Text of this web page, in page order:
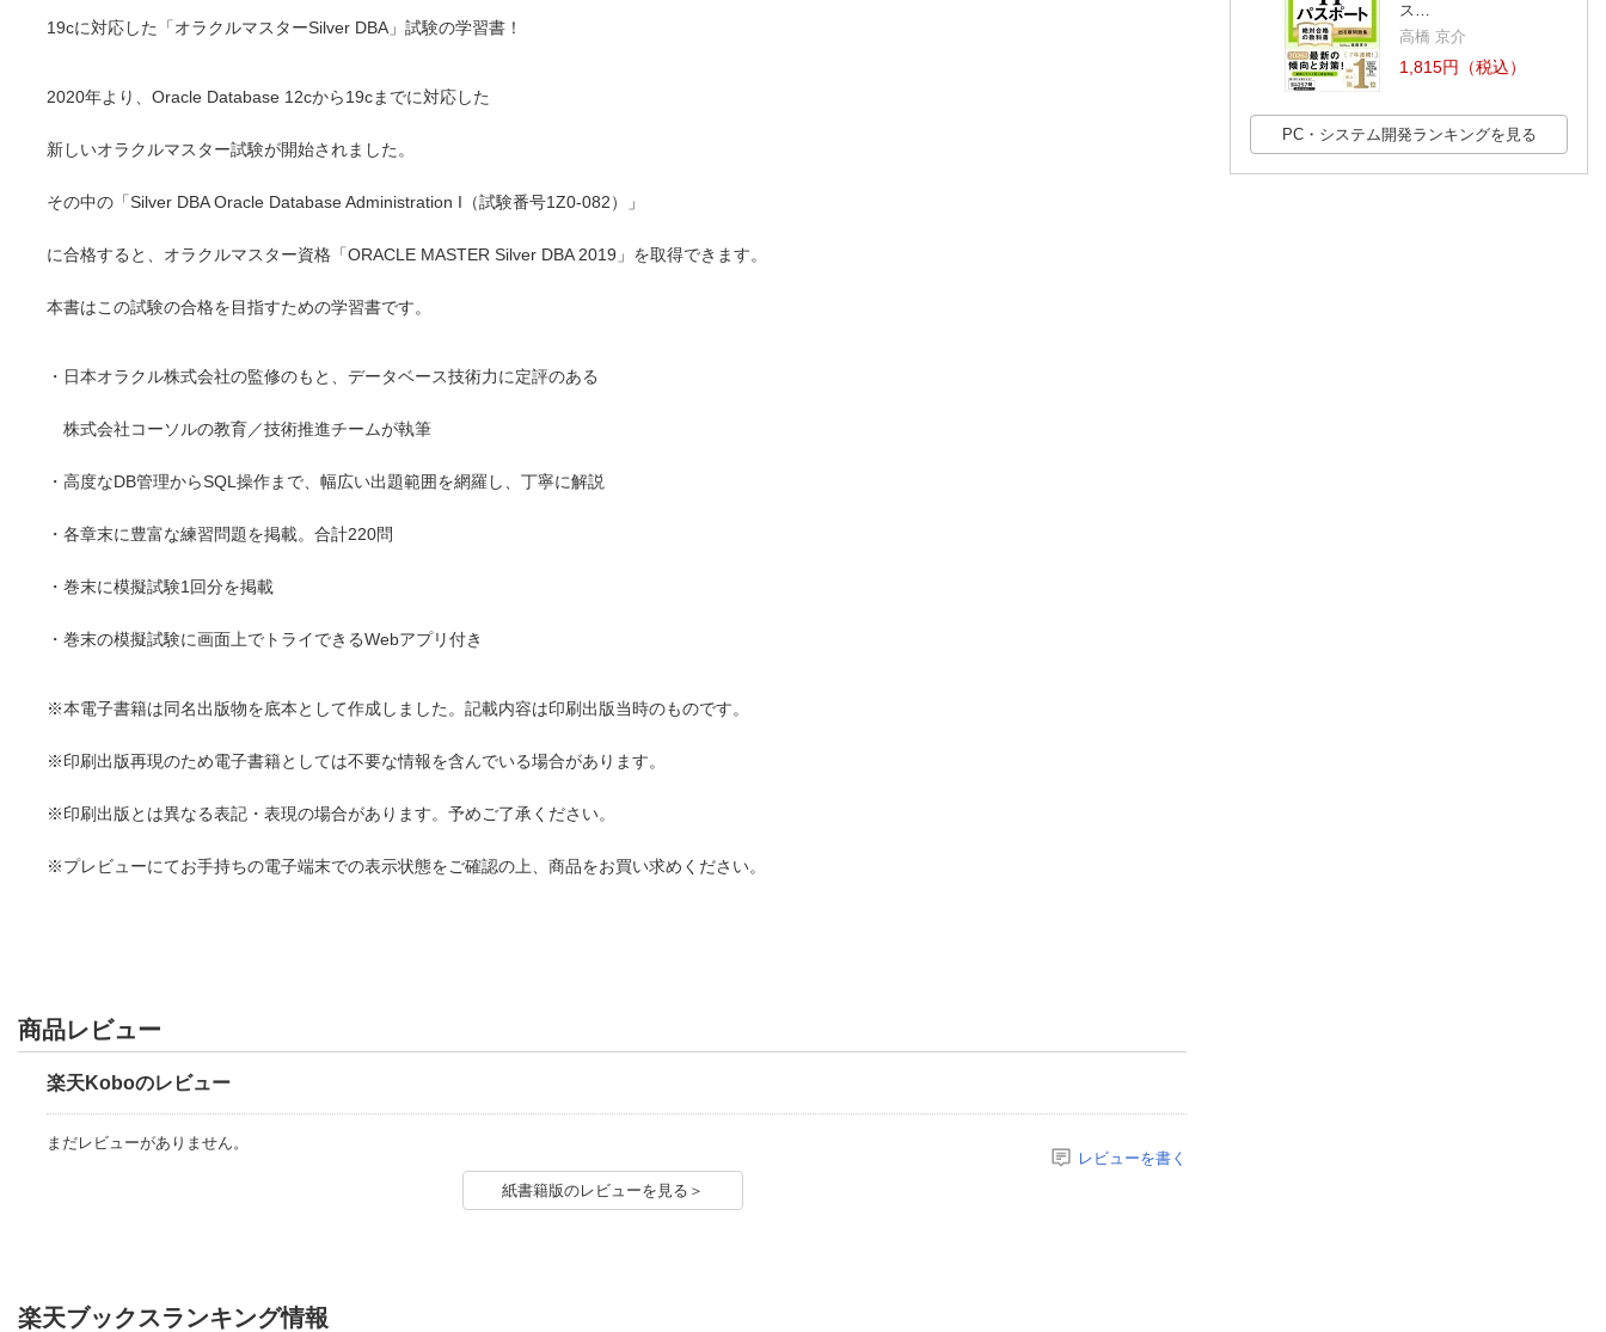
19cに対応した「オラクルマスターSilver DBA」試験の学習書！
2020年より、Oracle Database 12cから19cまでに対応した
新しいオラクルマスター試験が開始されました。
その中の「Silver DBA Oracle Database Administration I（試験番号1Z0-082）」
に合格すると、オラクルマスター資格「ORACLE MASTER Silver DBA 2019」を取得できます。
本書はこの試験の合格を目指すための学習書です。
・日本オラクル株式会社の監修のもと、データベース技術力に定評のある
株式会社コーソルの教育／技術推進チームが執筆
・高度なDB管理からSQL操作まで、幅広い出題範囲を網羅し、丁寧に解説
・各章末に豊富な練習問題を掲載。合計220問
・巻末に模擬試験1回分を掲載
・巻末の模擬試験に画面上でトライできるWebアプリ付き
※本電子書籍は同名出版物を底本として作成しました。記載内容は印刷出版当時のものです。
※印刷出版再現のため電子書籍としては不要な情報を含んでいる場合があります。
※印刷出版とは異なる表記・表現の場合があります。予めご了承ください。
※プレビューにてお手持ちの電子端末での表示状態をご確認の上、商品をお買い求めください。
商品レビュー
楽天Koboのレビュー
まだレビューがありません。
レビューを書く
紙書籍版のレビューを見る＞
楽天ブックスランキング情報
ス…
高橋 京介
1,815円（税込）
PC・システム開発ランキングを見る